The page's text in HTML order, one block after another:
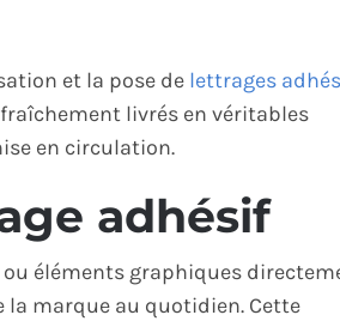
et la pose de lettrages
livrés en véritables
en circulation.
adhésif
éléments graphiques
la marque au quotidien. Cette